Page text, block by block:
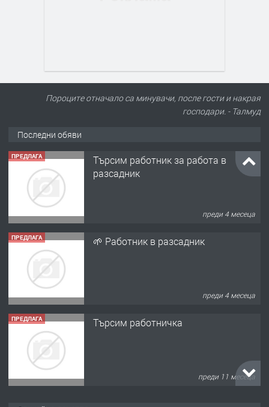
Пороците отначало са минувачи, после гости и накрая
господари. - Талмуд
Последни обяви
ПРЕДЛАГА
Търсим работник за работа в
разсадник
преди 4 месеца
ПРЕДЛАГА 🌱 Работник в разсадник
преди 4 месеца
ПРЕДЛАГА Търсим работничка
преди 11 месеца